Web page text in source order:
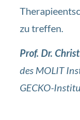
zu treffen.
Prof. Dr.
des MOLIT
GECKO-